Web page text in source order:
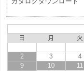
日
月 火
2
3 4
9
10 11